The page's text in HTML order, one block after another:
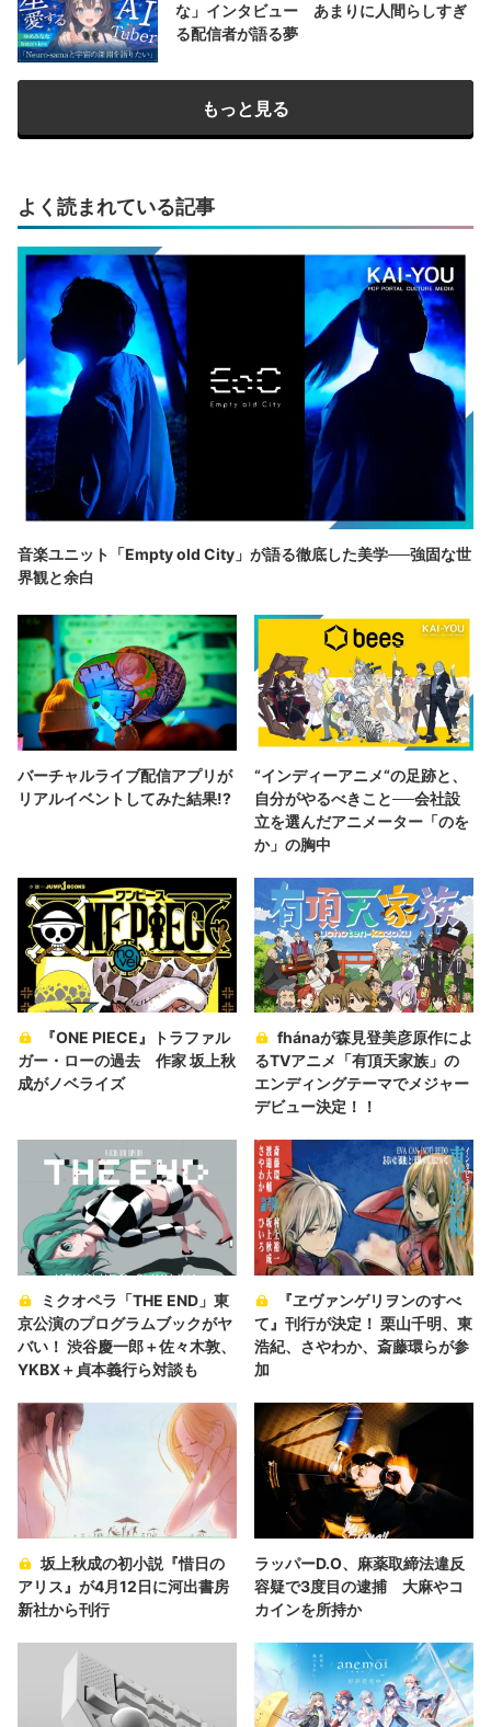
な」インタビュー あまりに人間らしすぎ
る配信者が語る夢
もっと見る
よく読まれている記事
音楽ユニット「Empty old City」が語る徹底した美学──強固な世
界観と余白
バーチャルライブ配信アプリが
リアルイベントしてみた結果!?
“インディーアニメ“の足跡と、
自分がやるべきこと──会社設
立を選んだアニメーター「のを
か」の胸中
『ONE PIECE』トラファル
ガー・ローの過去 作家 坂上秋
成がノベライズ
fhánaが森見登美彦原作によ
るTVアニメ「有頂天家族」の
エンディングテーマでメジャー
デビュー決定！！
ミクオペラ「THE END」東
京公演のプログラムブックがヤ
バい！ 渋谷慶一郎＋佐々木敦、
YKBX＋貞本義行ら対談も
『ヱヴァンゲリヲンのすべ
て』刊行が決定！ 栗山千明、東
浩紀、さやわか、斎藤環らが参
加
坂上秋成の初小説『惜日の
アリス』が4月12日に河出書房
新社から刊行
ラッパーD.O、麻薬取締法違反
容疑で3度目の逮捕 大麻やコ
カインを所持か